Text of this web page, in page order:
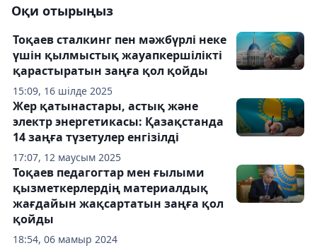
Оқи отырыңыз
15:09, 16 шілде 2025
Тоқаев сталкинг пен мәжбүрлі неке
үшін қылмыстық жауапкершілікті
қарастыратын заңға қол қойды
17:07, 12 маусым 2025
Жер қатынастары, астық және
электр энергетикасы: Қазақстанда
14 заңға түзетулер енгізілді
18:54, 06 мамыр 2024
Тоқаев педагогтар мен ғылыми
қызметкерлердің материалдық
жағдайын жақсартатын заңға қол
қойды